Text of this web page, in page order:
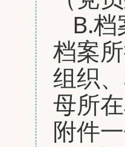
B.
档案
组织
母所
附件